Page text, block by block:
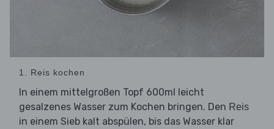
1. Reis kochen
In einem mittelgroßen Topf 600ml leicht
gesalzenes Wasser zum Kochen bringen. Den Reis
in einem Sieb kalt abspülen, bis das Wasser klar